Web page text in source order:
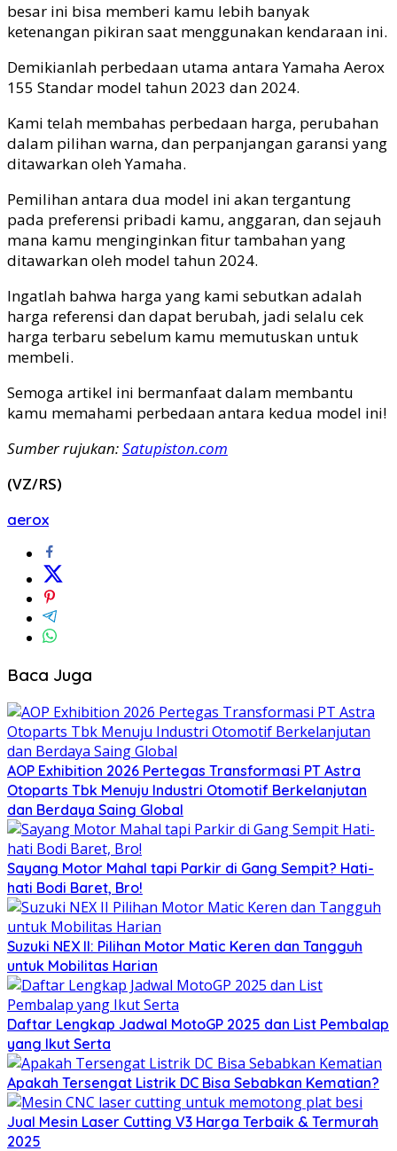
besar ini bisa memberi kamu lebih banyak
ketenangan pikiran saat menggunakan kendaraan ini.
Demikianlah perbedaan utama antara Yamaha Aerox
155 Standar model tahun 2023 dan 2024.
Kami telah membahas perbedaan harga, perubahan
dalam pilihan warna, dan perpanjangan garansi yang
ditawarkan oleh Yamaha.
Pemilihan antara dua model ini akan tergantung
pada preferensi pribadi kamu, anggaran, dan sejauh
mana kamu menginginkan fitur tambahan yang
ditawarkan oleh model tahun 2024.
Ingatlah bahwa harga yang kami sebutkan adalah
harga referensi dan dapat berubah, jadi selalu cek
harga terbaru sebelum kamu memutuskan untuk
membeli.
Semoga artikel ini bermanfaat dalam membantu
kamu memahami perbedaan antara kedua model ini!
Sumber rujukan:Satupiston.com
(VZ/RS)
aerox
Baca Juga
AOP Exhibition 2026 Pertegas Transformasi PT Astra
Otoparts Tbk Menuju Industri Otomotif Berkelanjutan
dan Berdaya Saing Global
Sayang Motor Mahal tapi Parkir di Gang Sempit? Hati-
hati Bodi Baret, Bro!
Suzuki NEX II: Pilihan Motor Matic Keren dan Tangguh
untuk Mobilitas Harian
Daftar Lengkap Jadwal MotoGP 2025 dan List Pembalap
yang Ikut Serta
Apakah Tersengat Listrik DC Bisa Sebabkan Kematian?
Jual Mesin Laser Cutting V3 Harga Terbaik & Termurah
2025